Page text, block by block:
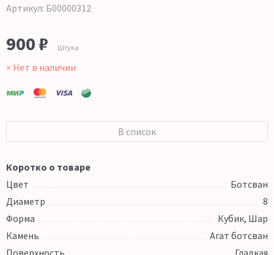
Артикул: Б00000312
900 ₽ Штука
× Нет в наличии
В список
Коротко о товаре
Цвет
Ботсван
Диаметр
8
Форма
Кубик, Шар
Камень
Агат ботсван